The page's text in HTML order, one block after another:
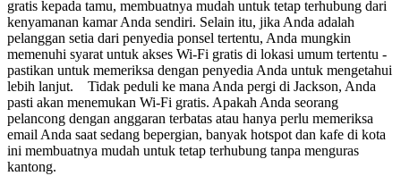
gratis kepada tamu, membuatnya mudah untuk tetap terhubung dari
kenyamanan kamar Anda sendiri. Selain itu, jika Anda adalah
pelanggan setia dari penyedia ponsel tertentu, Anda mungkin
memenuhi syarat untuk akses Wi-Fi gratis di lokasi umum tertentu -
pastikan untuk memeriksa dengan penyedia Anda untuk mengetahui
lebih lanjut. Tidak peduli ke mana Anda pergi di Jackson, Anda
pasti akan menemukan Wi-Fi gratis. Apakah Anda seorang
pelancong dengan anggaran terbatas atau hanya perlu memeriksa
email Anda saat sedang bepergian, banyak hotspot dan kafe di kota
ini membuatnya mudah untuk tetap terhubung tanpa menguras
kantong.